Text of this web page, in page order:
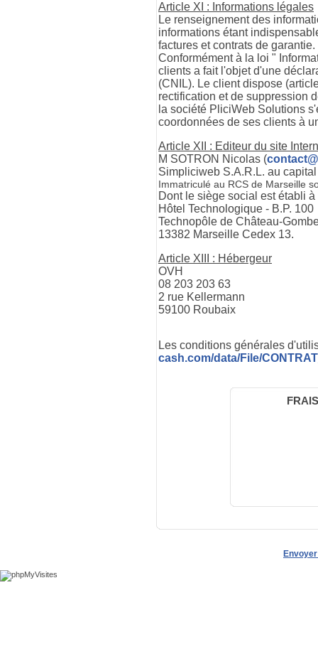
Article XI : Informations légales
Le renseignement des
informations étant
factures et contrats de
Conformément à la loi "
clients a fait l'objet d'une
(CNIL). Le client dispose
rectification et de suppression
la société PliciWeb Solutions
coordonnées de ses clients à
Article XII : Editeur du site
M SOTRON Nicolas (
Simpliciweb S.A.R.L. au
Immatriculé au RCS de Marseille
Dont le siège social est établi à
Hôtel Technologique - B.P. 100
Technopôle de Château-
13382 Marseille Cedex 13.
Article XIII : Hébergeur
OVH
08 203 203 63
2 rue Kellermann
59100 Roubaix
Les conditions générales
cash.com/data/File/